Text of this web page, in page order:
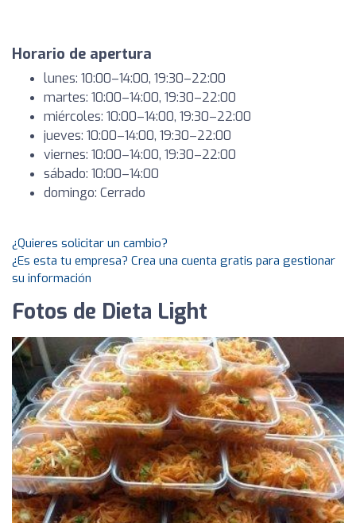
Horario de apertura
lunes: 10:00–14:00, 19:30–22:00
martes: 10:00–14:00, 19:30–22:00
miércoles: 10:00–14:00, 19:30–22:00
jueves: 10:00–14:00, 19:30–22:00
viernes: 10:00–14:00, 19:30–22:00
sábado: 10:00–14:00
domingo: Cerrado
¿Quieres solicitar un cambio?
¿Es esta tu empresa? Crea una cuenta gratis para gestionar
su información
Fotos de Dieta Light